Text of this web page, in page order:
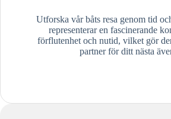
Utforska vår båts resa genom tid
representerar en fascinerande
förflutenhet och nutid, vilket gör
partner för ditt nästa